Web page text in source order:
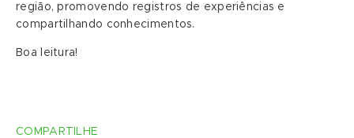
região, promovendo registros de experiências e
compartilhando conhecimentos.
Boa leitura!
COMPARTILHE